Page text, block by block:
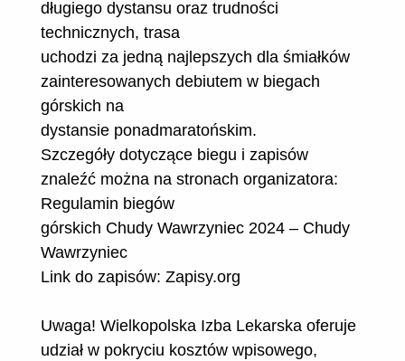
długiego dystansu oraz trudności
technicznych, trasa
uchodzi za jedną najlepszych dla śmiałków
zainteresowanych debiutem w biegach
górskich na
dystansie ponadmaratońskim.
Szczegóły dotyczące biegu i zapisów
znaleźć można na stronach organizatora:
Regulamin biegów
górskich Chudy Wawrzyniec 2024 – Chudy
Wawrzyniec
Link do zapisów: Zapisy.org
Uwaga! Wielkopolska Izba Lekarska oferuje
udział w pokryciu kosztów wpisowego,